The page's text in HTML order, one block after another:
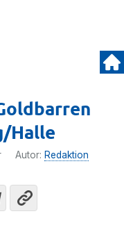
Halle
Autor: Redaktion